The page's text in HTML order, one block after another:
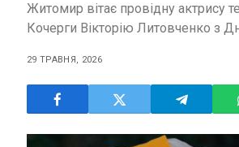
Житомир вітає провідну актрису
Кочерги Вікторію Литовченко з
29 ТРАВНЯ, 2026